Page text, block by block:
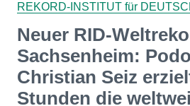
REKORD-INSTITUT für
Neuer RID-
Sachsenheim:
Christian Seiz
Stunden die